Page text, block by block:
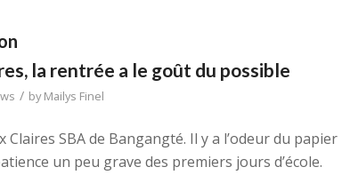
la rentrée a le goût du possible
/ byMailys Finel
Claires SBA de Bangangté. Il y a l’odeur du
un peu grave des premiers jours d’école.